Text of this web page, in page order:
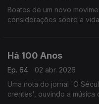
Boatos de um novo
considerações sobre a
Há 100 Anos
Ep. 64
02 abr. 2026
Uma nota do jornal 'O
crentes', ouvindo a música